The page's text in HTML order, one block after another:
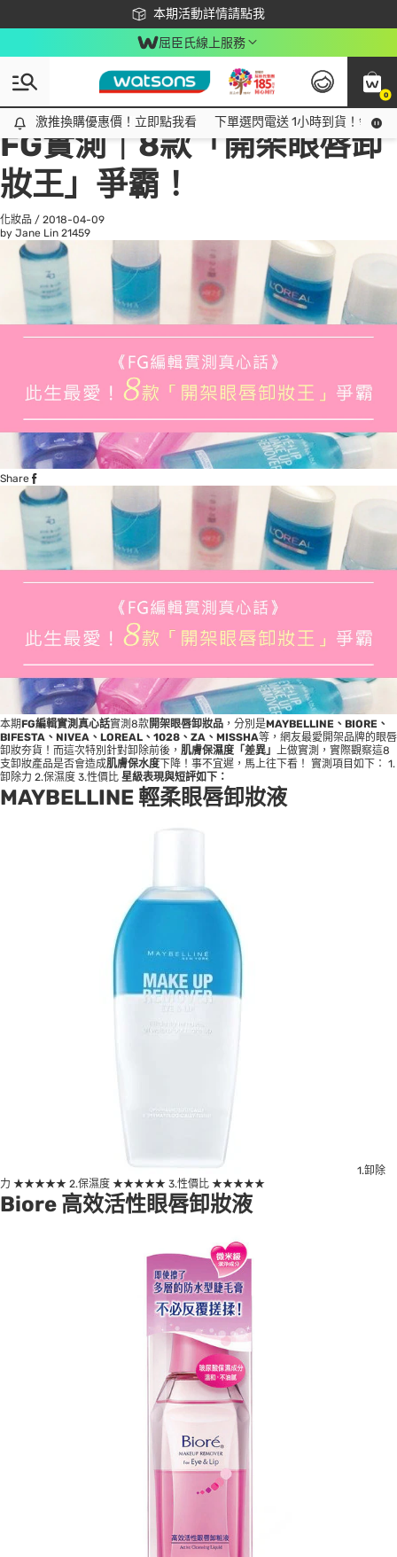
本期活動詳情請點我
下載app最高回饋$350
屈臣氏線上服務
0
激推換購優惠價！立即點我看
激推換購優惠價！立即點我看 下單選閃電送 1小時到貨！領神
All
話題趨勢
FG實測｜8款「開架眼唇卸
妝王」爭霸！
化妝品 / 2018-04-09
by Jane Lin 21459
Share
本期FG編輯實測真心話實測8款開架眼唇卸妝品 ，分別是MAYBELLINE、BIORE、
BIFESTA、NIVEA、LOREAL、1028、ZA、MISSHA等，網友最愛開架品牌的眼唇
卸妝夯貨！而這次特別針對卸除前後， 肌膚保濕度「差異」
上做實測，實際觀察這8
支卸妝產品是否會造成肌膚保水度下降！事不宜遲，馬上往下看！ 實測項目如下： 1.
卸除力 2.保濕度 3.性價比 星級表現與短評如下：
MAYBELLINE 輕柔眼唇卸妝液
1.卸除
力 ★★★★★ 2.保濕度 ★★★★★ 3.性價比 ★★★★★
Biore 高效活性眼唇卸妝液